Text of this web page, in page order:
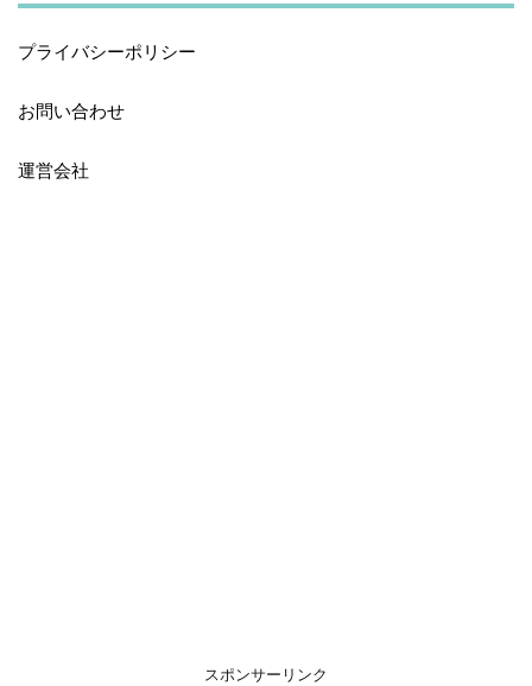
プライバシーポリシー
お問い合わせ
運営会社
スポンサーリンク